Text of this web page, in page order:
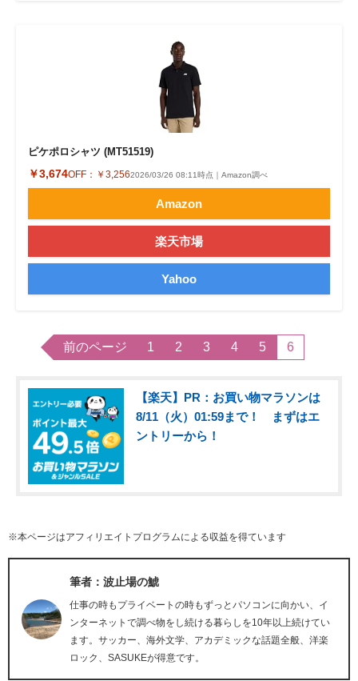
ピケポロシャツ (MT51519)
￥3,674OFF： ￥3,2562026/03/26 08:11時点｜Amazon調べ
Amazon
楽天市場
Yahoo
前のページ 1 2 3 4 5 6
【楽天】PR：お買い物マラソンは
8/11（火）01:59まで！ まずはエ
ントリーから！
※本ページはアフィリエイトプログラムによる収益を得ています
筆者：波止場の鯱
仕事の時もプライベートの時もずっとパソコンに向かい、イ
ンターネットで調べ物をし続ける暮らしを10年以上続けてい
ます。サッカー、海外文学、アカデミックな話題全般、洋楽
ロック、SASUKEが得意です。